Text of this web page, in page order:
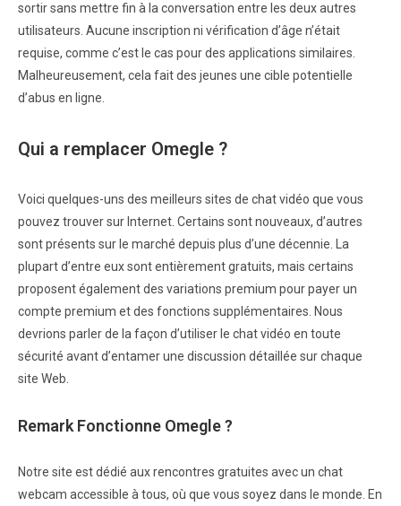
sortir sans mettre fin à la conversation entre les deux autres
utilisateurs. Aucune inscription ni vérification d’âge n’était
requise, comme c’est le cas pour des applications similaires.
Malheureusement, cela fait des jeunes une cible potentielle
d’abus en ligne.
Qui a remplacer Omegle ?
Voici quelques-uns des meilleurs sites de chat vidéo que vous
pouvez trouver sur Internet. Certains sont nouveaux, d’autres
sont présents sur le marché depuis plus d’une décennie. La
plupart d’entre eux sont entièrement gratuits, mais certains
proposent également des variations premium pour payer un
compte premium et des fonctions supplémentaires. Nous
devrions parler de la façon d’utiliser le chat vidéo en toute
sécurité avant d’entamer une discussion détaillée sur chaque
site Web.
Remark Fonctionne Omegle ?
Notre site est dédié aux rencontres gratuites avec un chat
webcam accessible à tous, où que vous soyez dans le monde. En